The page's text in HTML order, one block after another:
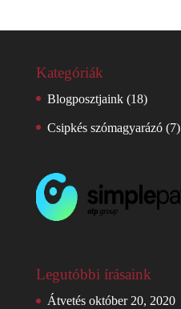
Kategóriák
Blogposztjaink(18)
Csipkés szómagyarázó(7)
Legutóbbi írásaink
Átvetés október 20, 2020